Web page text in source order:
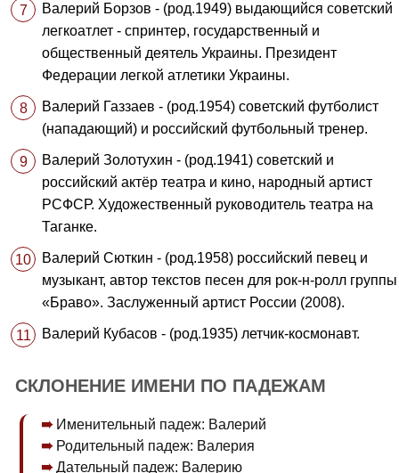
Валерий Борзов - (род.1949) выдающийся советский
легкоатлет - спринтер, государственный и
общественный деятель Украины. Президент
Федерации легкой атлетики Украины.
Валерий Газзаев - (род.1954) советский футболист
(нападающий) и российский футбольный тренер.
Валерий Золотухин - (род.1941) советский и
российский актёр театра и кино, народный артист
РСФСР. Художественный руководитель театра на
Таганке.
Валерий Сюткин - (род.1958) российский певец и
музыкант, автор текстов песен для рок-н-ролл группы
«Браво». Заслуженный артист России (2008).
Валерий Кубасов - (род.1935) летчик-космонавт.
СКЛОНЕНИЕ ИМЕНИ ПО ПАДЕЖАМ
Именительный падеж: Валерий
Родительный падеж: Валерия
Дательный падеж: Валерию